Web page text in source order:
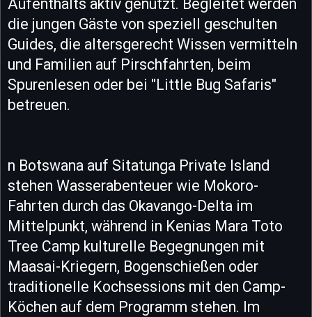
Aufenthalts aktiv genutzt. Begleitet werden
die jungen Gäste von speziell geschulten
Guides, die altersgerecht Wissen vermitteln
und Familien auf Pirschfahrten, beim
Spurenlesen oder bei "Little Bug Safaris"
betreuen.
n Botswana auf Sitatunga Private Island
stehen Wasserabenteuer wie Mokoro-
Fahrten durch das Okavango-Delta im
Mittelpunkt, während in Kenias Mara Toto
Tree Camp kulturelle Begegnungen mit
Maasai-Kriegern, Bogenschießen oder
traditionelle Kochsessions mit den Camp-
Köchen auf dem Programm stehen. Im